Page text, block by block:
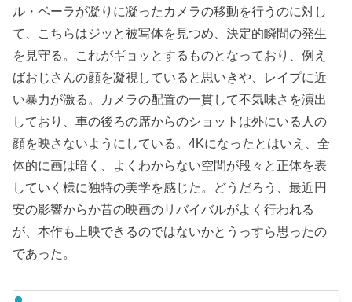
ル・ベーラが凝りに凝ったカメラの移動を行うのに対し
て、こちらはジッと被写体を見つめ、決定的瞬間の発生
を見守る。これがギョッとするものとなっており、例え
ばおじさんの顔を凝視していると思いきや、レイプに近
い暴力が激る。カメラの配置の一貫して不気味さを演出
しており、車の後ろの席からのショットは外にいる人の
顔を映さないようにしている。4Kになったとはいえ、全
体的に画は暗く、よくわからない空間が段々と正体を表
していく様に独特の美学を感じた。どうだろう、最近円
安の影響からか昔の映画のリバイバルがよく行われる
が、本作も上映できるのではないかとうっすら思ったの
であった。